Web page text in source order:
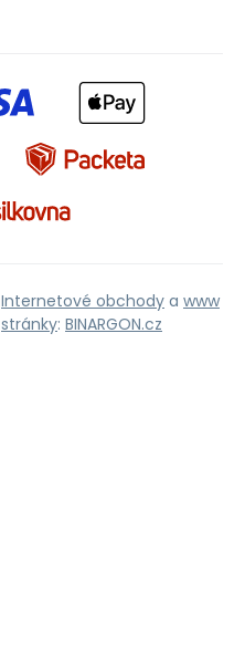
Internetové obchody a www
stránky: BINARGON.cz